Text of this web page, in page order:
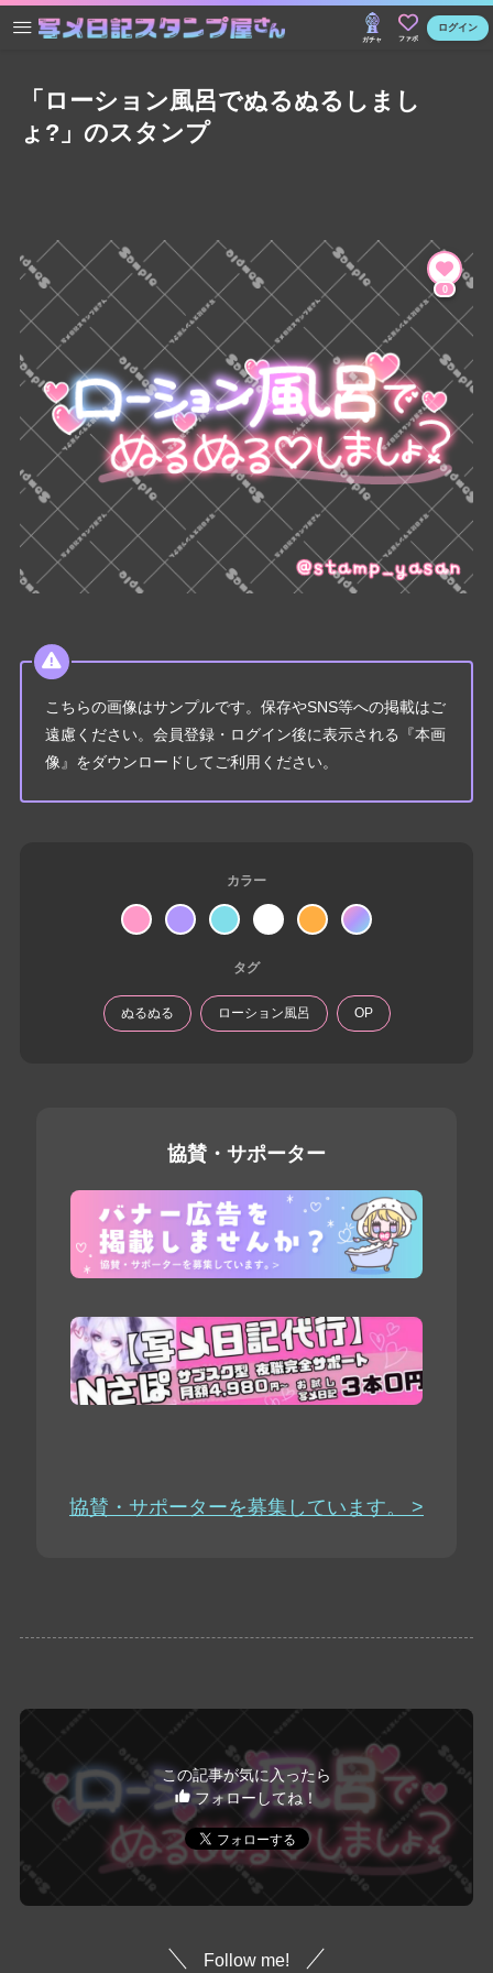
ガチャ ファボ
ログイン
「ローション風呂でぬるぬるしまし
ょ?」のスタンプ
0
こちらの画像はサンプルです。保存やSNS等への掲載はご
遠慮ください。会員登録・ログイン後に表示される『本画
像』をダウンロードしてご利用ください。
カラー
タグ
ぬるぬる ローション風呂 OP
協賛・サポーター
協賛・サポーターを募集しています。 >
この記事が気に入ったら
フォローしてね！
Follow me!